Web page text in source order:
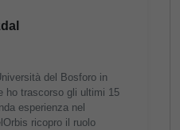
del Bosforo in
ho trascorso gli ultimi 15
esperienza nel
ricopro il ruolo